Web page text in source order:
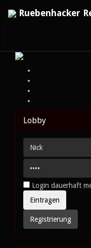
Ruebenhacker
Lobby
Login dauerhaft
Registrierung